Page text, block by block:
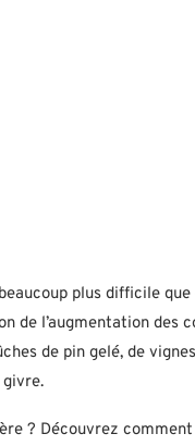
plus difficile
de l’augmentation des
de pin gelé, de
? Découvrez